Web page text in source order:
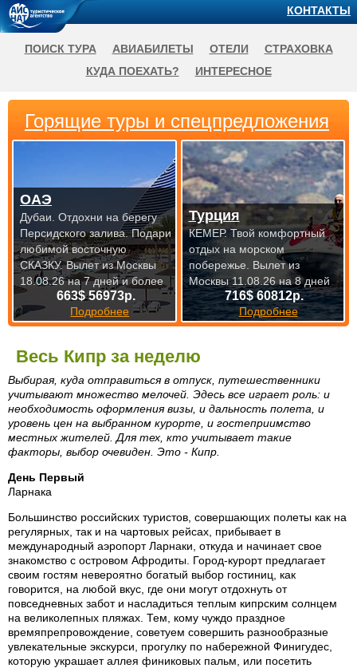
Весь Кипр за неделю
Выбирая, куда отправиться в отпуск, путешественники
учитывают множество мелочей. Эдесь все играет роль: и
необходимость оформления визы, и дальность полета, и
уровень цен на выбранном курорте, и гостеприимство
местных жителей. Для тех, кто учитывает такие
факторы, выбор очевиден. Это - Кипр.
День Первый
Ларнака
Большинство российских туристов, совершающих полеты как на
регулярных, так и на чартовых рейсах, прибывает в
международный аэропорт Ларнаки, откуда и начинает свое
знакомство с островом Афродиты. Город-курорт предлагает
своим гостям невероятно богатый выбор гостиниц, как
говорится, на любой вкус, где они могут отдохнуть от
повседневных забот и насладиться теплым кипрским солнцем
на великолепных пляжах. Тем, кому чуждо праздное
времяпрепровождение, советуем совершить разнообразные
увлекательные экскурси, прогулку по набережной Финигудес,
которую украшает аллея финиковых пальм, или посетить
Горящие туры и спецпредложения
663$ 56973р.
Подробнее
ОАЭ
Дубаи. Отдохни на берегу
Персидского залива. Подари
любимой восточную
СКАЗКУ.Вылет из Москвы
18.08.26 на 7 дней и более
716$ 60812р.
Подробнее
Турция
КЕМЕР. Твой комфортный
отдых на морском
побережье. Вылет из
Москвы 11.08.26 на 8 дней
КОНТАКТЫ
ПОИСК ТУРА АВИАБИЛЕТЫ ОТЕЛИ
СТРАХОВКА
КУДА ПОЕХАТЬ?
ИНТЕРЕСНОЕ